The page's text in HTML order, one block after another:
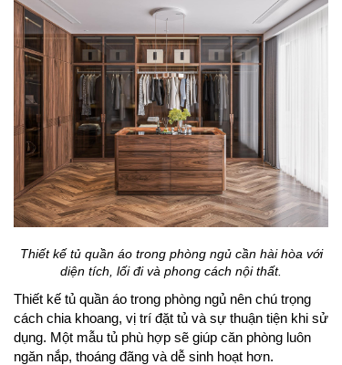
Thiết kế tủ quần áo trong phòng ngủ cần hài hòa với
diện tích, lối đi và phong cách nội thất.
Thiết kế tủ quần áo trong phòng ngủ nên chú trọng
cách chia khoang, vị trí đặt tủ và sự thuận tiện khi sử
dụng. Một mẫu tủ phù hợp sẽ giúp căn phòng luôn
ngăn nắp, thoáng đãng và dễ sinh hoạt hơn.